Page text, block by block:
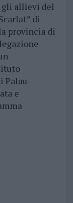
gli allievi del
di
provincia di
Palau-
e